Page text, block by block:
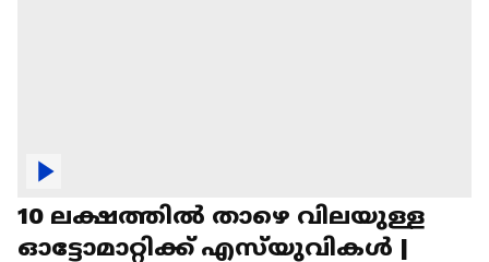
10 ലക്ഷത്തിൽ താഴെ വിലയുള്ള
ഓട്ടോമാറ്റിക്ക് എസ്‍യുവികൾ |